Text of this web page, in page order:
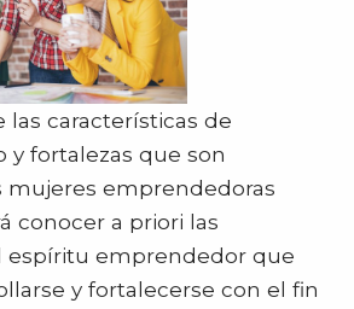
características de
fortalezas que son
mujeres emprendedoras
conocer a priori las
espíritu emprendedor que
y fortalecerse con el fin